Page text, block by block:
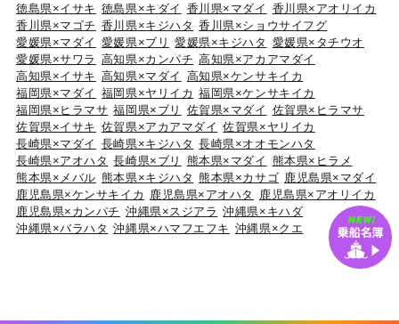
徳島県×イサキ 徳島県×キダイ 香川県×マダイ 香川県×アオリイカ
香川県×マゴチ 香川県×キジハタ 香川県×ショウサイフグ
愛媛県×マダイ 愛媛県×ブリ 愛媛県×キジハタ 愛媛県×タチウオ
愛媛県×サワラ 高知県×カンパチ 高知県×アカアマダイ
高知県×イサキ 高知県×マダイ 高知県×ケンサキイカ
福岡県×マダイ 福岡県×ヤリイカ 福岡県×ケンサキイカ
福岡県×ヒラマサ 福岡県×ブリ 佐賀県×マダイ 佐賀県×ヒラマサ
佐賀県×イサキ 佐賀県×アカアマダイ 佐賀県×ヤリイカ
長崎県×マダイ 長崎県×キジハタ 長崎県×オオモンハタ
長崎県×アオハタ 長崎県×ブリ 熊本県×マダイ 熊本県×ヒラメ
熊本県×メバル 熊本県×キジハタ 熊本県×カサゴ 鹿児島県×マダイ
鹿児島県×ケンサキイカ
鹿児島県×アオハタ
鹿児島県×アオリイカ
鹿児島県×カンパチ 沖縄県×スジアラ 沖縄県×キハダ
沖縄県×バラハタ 沖縄県×ハマフエフキ 沖縄県×クエ